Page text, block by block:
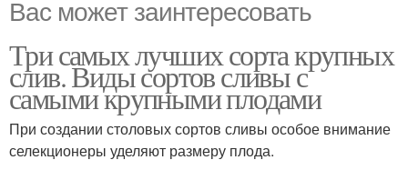
Вас может заинтересовать
Три самых лучших сорта крупных
слив. Виды сортов сливы с
самыми крупными плодами
При создании столовых сортов сливы особое внимание
селекционеры уделяют размеру плода.